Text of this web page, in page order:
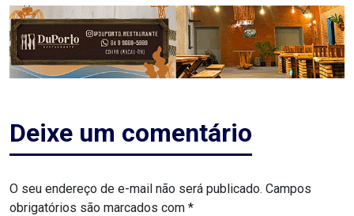
ASSEMBLEIA
LEGISLATIVA
RN
ASSEMBLEIA
RN
Deixe um comentário
O seu endereço de e-mail não será publicado. Campos
obrigatórios são marcados com *